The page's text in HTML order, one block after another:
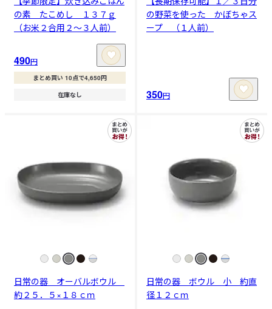
の素 たこめし １３７ｇ
（お米２合用２～３人前）
490円
まとめ買い 10点で4,650円
在庫なし
の野菜を使った かぼちゃス
ープ （１人前）
350円
日常の器 オーバルボウル
約２５．５×１８ｃｍ
日常の器 ボウル 小 約直
径１２ｃｍ